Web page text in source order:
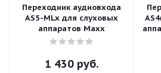
Переходник аудиовхода
AS5-MLx для слуховых
аппаратов Maxx
1 430 руб.